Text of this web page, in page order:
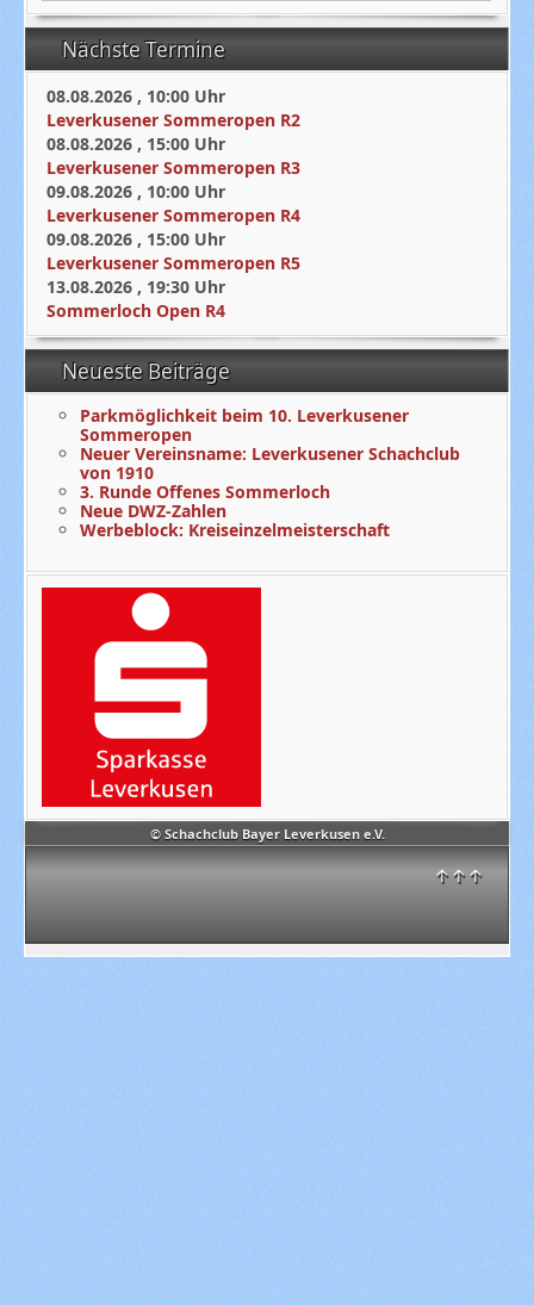
© Schachclub Bayer Leverkusen e.V.
↑↑↑
Nächste Termine
08.08.2026 , 10:00 Uhr
Leverkusener Sommeropen R2
08.08.2026 , 15:00 Uhr
Leverkusener Sommeropen R3
09.08.2026 , 10:00 Uhr
Leverkusener Sommeropen R4
09.08.2026 , 15:00 Uhr
Leverkusener Sommeropen R5
13.08.2026 , 19:30 Uhr
Sommerloch Open R4
Neueste Beiträge
Parkmöglichkeit beim 10. Leverkusener
Sommeropen
Neuer Vereinsname: Leverkusener Schachclub
von 1910
3. Runde Offenes Sommerloch
Neue DWZ-Zahlen
Werbeblock: Kreiseinzelmeisterschaft